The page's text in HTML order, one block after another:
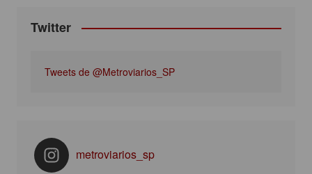
Twitter
Tweets de @Metroviarios_SP
metroviarios_sp